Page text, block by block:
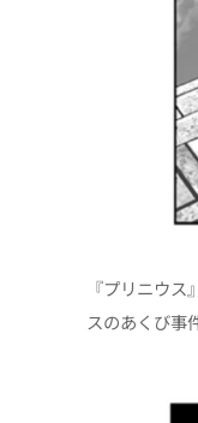
『プリニウス』
スのあくび事